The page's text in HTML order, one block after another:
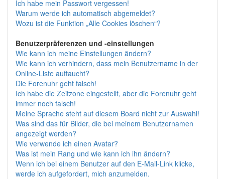
Ich habe mein Passwort vergessen!
Warum werde ich automatisch abgemeldet?
Wozu ist die Funktion „Alle Cookies löschen“?
Benutzerpräferenzen und -einstellungen
Wie kann ich meine Einstellungen ändern?
Wie kann ich verhindern, dass mein Benutzername in der
Online-Liste auftaucht?
Die Forenuhr geht falsch!
Ich habe die Zeitzone eingestellt, aber die Forenuhr geht
immer noch falsch!
Meine Sprache steht auf diesem Board nicht zur Auswahl!
Was sind das für Bilder, die bei meinem Benutzernamen
angezeigt werden?
Wie verwende ich einen Avatar?
Was ist mein Rang und wie kann ich ihn ändern?
Wenn ich bei einem Benutzer auf den E-Mail-Link klicke,
werde ich aufgefordert, mich anzumelden.